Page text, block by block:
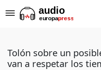
Tolón sobre un
van a respetar los